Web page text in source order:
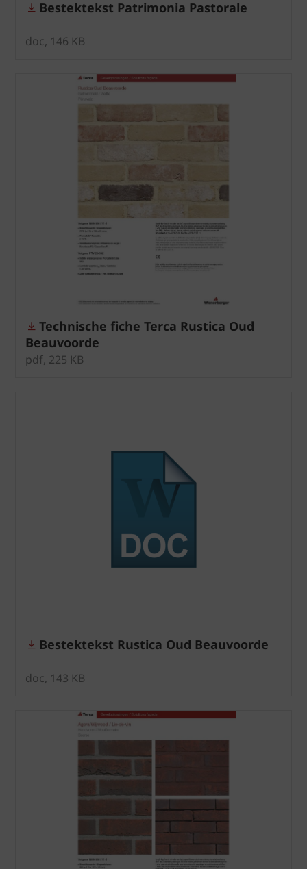
Bestektekst Patrimonia Pastorale
doc, 146 KB
Technische fiche Terca Rustica Oud
Beauvoorde
pdf, 225 KB
Bestektekst Rustica Oud Beauvoorde
doc, 143 KB